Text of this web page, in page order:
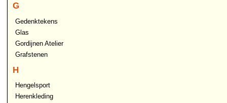
G
Gedenktekens
Glas
Gordijnen Atelier
Grafstenen
H
Hengelsport
Herenkleding